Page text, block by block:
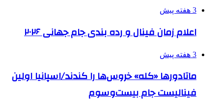
3 هفته پیش
اعلام زمان فینال و رده بندی جام جهانی ۲۰۲۶
3 هفته پیش
ماتادورها «کله» خروس‌ها را کندند/اسپانیا اولین
فینالیست جام بیست‌وسوم